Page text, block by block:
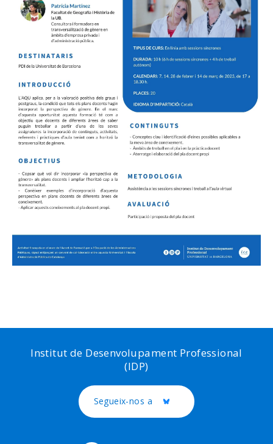
Institut de Desenvolupament Professional
(IDP)
Segueix-nos a Twitter